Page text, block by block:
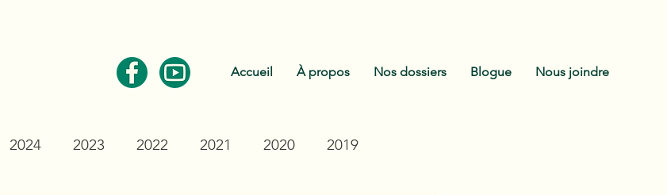
Accueil À propos Nos dossiers Blogue Nous joindre
2024 2023 2022 2021 2020 2019